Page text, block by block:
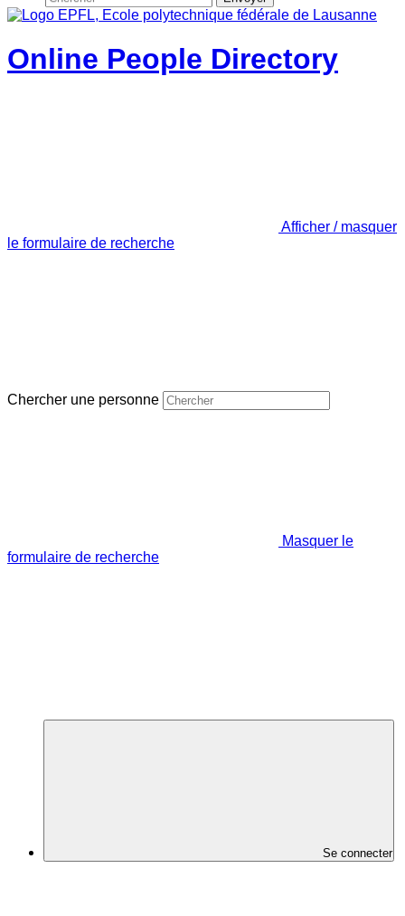
Online People Directory
Afficher / masquer
le formulaire de recherche
Chercher une personne
Masquer le
formulaire de recherche
Se connecter